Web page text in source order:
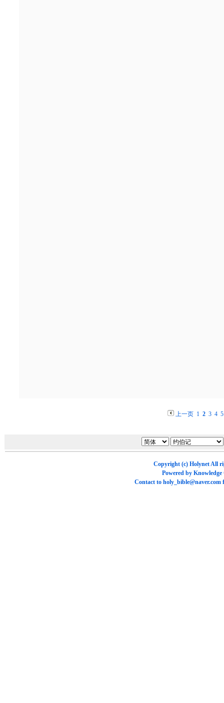
上一页 1 2 3 4 5
Copyright (c) HolynetAll
Powered by Knowledge
Contact to holy_bible@naver.com